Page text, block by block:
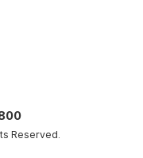
Reserved.